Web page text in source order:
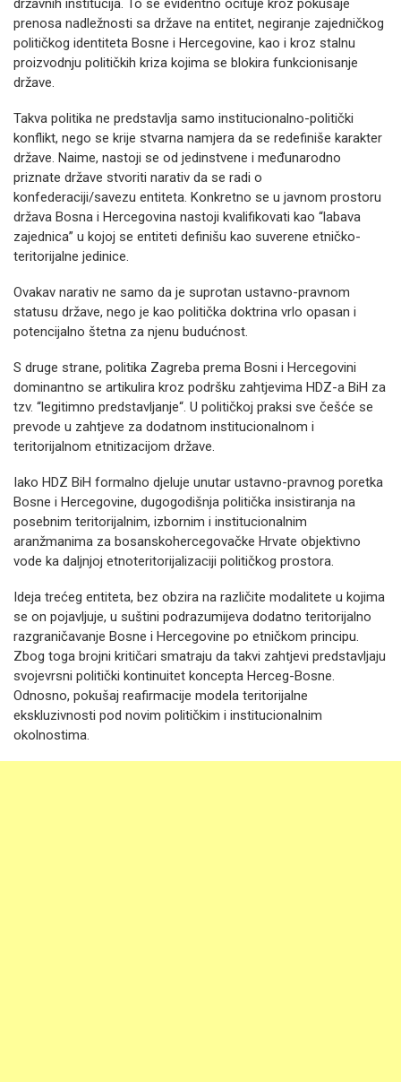
državnih institucija. To se evidentno očituje kroz pokušaje
prenosa nadležnosti sa države na entitet, negiranje zajedničkog
političkog identiteta Bosne i Hercegovine, kao i kroz stalnu
proizvodnju političkih kriza kojima se blokira funkcionisanje
države.
Takva politika ne predstavlja samo institucionalno-politički
konflikt, nego se krije stvarna namjera da se redefiniše karakter
države. Naime, nastoji se od jedinstvene i međunarodno
priznate države stvoriti narativ da se radi o
konfederaciji/savezu entiteta. Konkretno se u javnom prostoru
država Bosna i Hercegovina nastoji kvalifikovati kao “labava
zajednica” u kojoj se entiteti definišu kao suverene etničko-
teritorijalne jedinice.
Ovakav narativ ne samo da je suprotan ustavno-pravnom
statusu države, nego je kao politička doktrina vrlo opasan i
potencijalno štetna za njenu budućnost.
S druge strane, politika Zagreba prema Bosni i Hercegovini
dominantno se artikulira kroz podršku zahtjevima HDZ-a BiH za
tzv. “legitimno predstavljanje“. U političkoj praksi sve češće se
prevode u zahtjeve za dodatnom institucionalnom i
teritorijalnom etnitizacijom države.
Iako HDZ BiH formalno djeluje unutar ustavno-pravnog poretka
Bosne i Hercegovine, dugogodišnja politička insistiranja na
posebnim teritorijalnim, izbornim i institucionalnim
aranžmanima za bosanskohercegovačke Hrvate objektivno
vode ka daljnjoj etnoteritorijalizaciji političkog prostora.
Ideja trećeg entiteta, bez obzira na različite modalitete u kojima
se on pojavljuje, u suštini podrazumijeva dodatno teritorijalno
razgraničavanje Bosne i Hercegovine po etničkom principu.
Zbog toga brojni kritičari smatraju da takvi zahtjevi predstavljaju
svojevrsni politički kontinuitet koncepta Herceg-Bosne.
Odnosno, pokušaj reafirmacije modela teritorijalne
ekskluzivnosti pod novim političkim i institucionalnim
okolnostima.